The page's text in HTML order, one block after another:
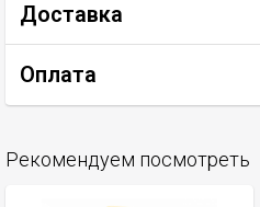
Доставка
Оплата
Рекомендуем посмотреть